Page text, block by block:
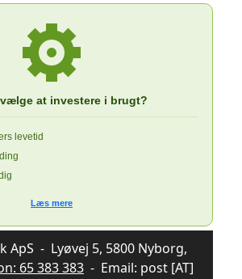
at investere i brugt?
levetid
Læs mere
ApS - Lyøvej 5, 5800 Nyborg,
65 383 383 - Email: post [AT]